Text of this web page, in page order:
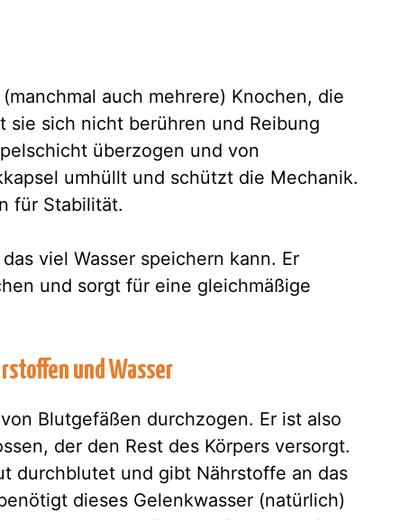
auch mehrere) Knochen, die
sie sich nicht berühren und Reibung
überzogen und von
umhüllt und schützt die Mechanik.
für Stabilität.
viel Wasser speichern kann. Er
und sorgt für eine gleichmäßige
und Wasser
Blutgefäßen durchzogen. Er ist also
der den Rest des Körpers versorgt.
durchblutet und gibt Nährstoffe an das
dieses Gelenkwasser (natürlich)